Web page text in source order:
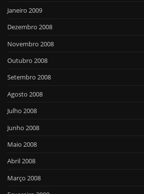
Janeiro 2009
Dezembro 2008
Novembro 2008
Outubro 2008
Setembro 2008
Agosto 2008
Julho 2008
Junho 2008
Maio 2008
Abril 2008
Março 2008